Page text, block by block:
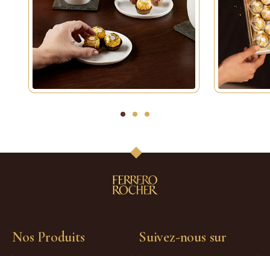
1 2 3
Nos Produits Suivez-nous sur